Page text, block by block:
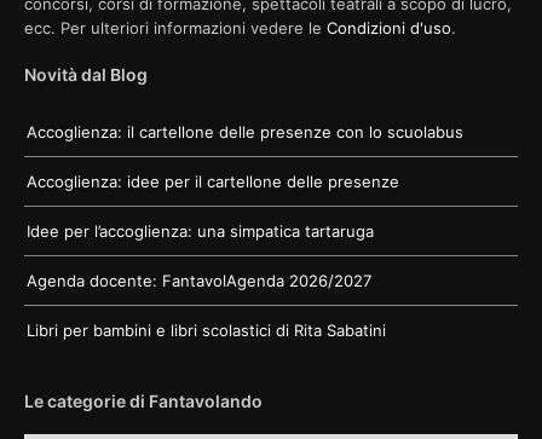
ecc. Per ulteriori informazioni vedere le Condizioni d'uso.
Novità dal Blog
Accoglienza: il cartellone delle presenze con lo scuolabus
Accoglienza: idee per il cartellone delle presenze
Idee per l’accoglienza: una simpatica tartaruga
Agenda docente: FantavolAgenda 2026/2027
Libri per bambini e libri scolastici di Rita Sabatini
Le categorie di Fantavolando